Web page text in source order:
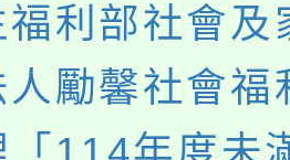
利部社會及
勵馨社會福